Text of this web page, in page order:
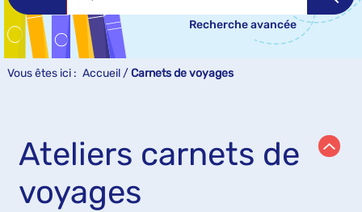
Recherche avancée
Vous êtes ici : Accueil /Carnets de voyages
Ateliers carnets de
voyages